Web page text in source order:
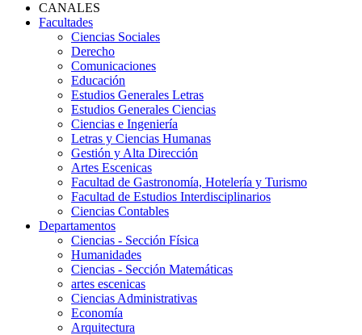
CANALES
Facultades
Ciencias Sociales
Derecho
Comunicaciones
Educación
Estudios Generales Letras
Estudios Generales Ciencias
Ciencias e Ingeniería
Letras y Ciencias Humanas
Gestión y Alta Dirección
Artes Escenicas
Facultad de Gastronomía, Hotelería y Turismo
Facultad de Estudios Interdisciplinarios
Ciencias Contables
Departamentos
Ciencias - Sección Física
Humanidades
Ciencias - Sección Matemáticas
artes escenicas
Ciencias Administrativas
Economía
Arquitectura